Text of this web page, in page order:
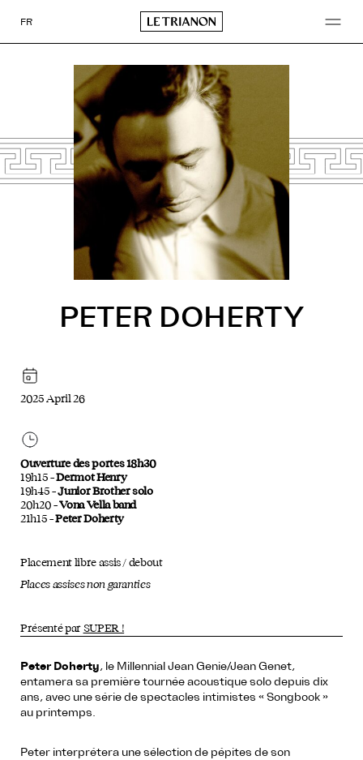
toFR
PETER DOHERTY
Peter Doherty, le Millennial Jean Genie/Jean Genet,
entamera sa première tournée acoustique solo depuis dix
ans, avec une série de spectacles intimistes « Songbook »
au printemps.
Peter interprétera une sélection de pépites de son
2025 April 26
Ouverture des portes 18h30
19h15 –Dermot Henry
19h45 –Junior Brother solo
20h20 – Vona Vella band
21h15 –Peter Doherty
Placement libre assis / debout
Places assises non garanties
Présenté par SUPER !